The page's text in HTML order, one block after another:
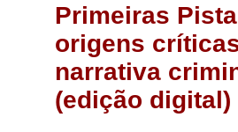
Primeiras
origens
narrativa
(edição digital)